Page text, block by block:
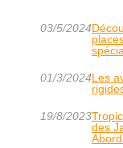
03/5/2024
01/3/2024Les
19/8/2023
des